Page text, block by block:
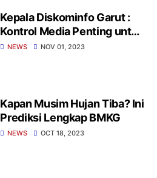
Kepala Diskominfo Garut :
Kontrol Media Penting untuk
Demokrasi Berkualitas
NEWS NOV 01, 2023
Kapan Musim Hujan Tiba? Ini
Prediksi Lengkap BMKG
NEWS OCT 18, 2023